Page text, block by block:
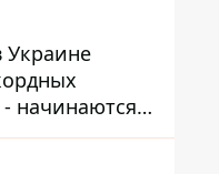
Украине
- начинаются